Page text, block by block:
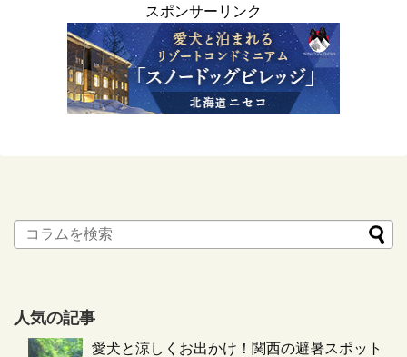
スポンサーリンク
人気の記事
愛犬と涼しくお出かけ！関西の避暑スポット